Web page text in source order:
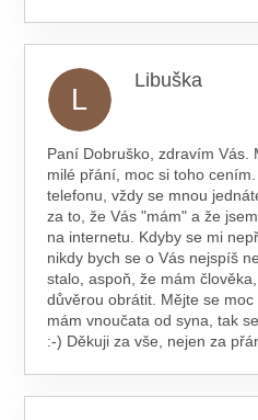
L
Libuška
Paní Dobruško, zdravím Vás.
milé přání, moc si toho
telefonu, vždy se mnou
za to, že Vás "mám" a že
na internetu. Kdyby se mi
nikdy bych se o Vás nejspíš
stalo, aspoň, že mám
důvěrou obrátit. Mějte se
mám vnoučata od syna, tak
:-) Děkuji za vše, nejen za